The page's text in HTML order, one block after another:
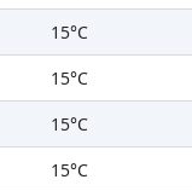
15°C
15°C
15°C
15°C